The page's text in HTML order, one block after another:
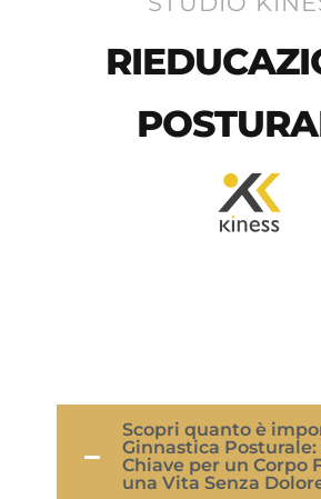
Scopri quanto è
Ginnastica Posturale:
Chiave per un Corpo
una Vita Senza